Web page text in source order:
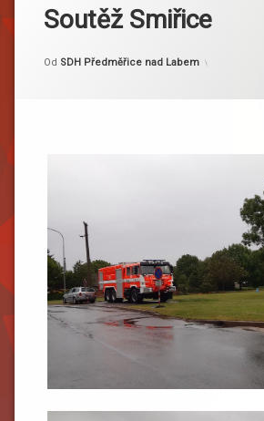
Soutěž Smiřice
Publikováno1. 6. 2024
Aktualizováno 1. 6. 2024
Od SDH Předměřice nad Labem